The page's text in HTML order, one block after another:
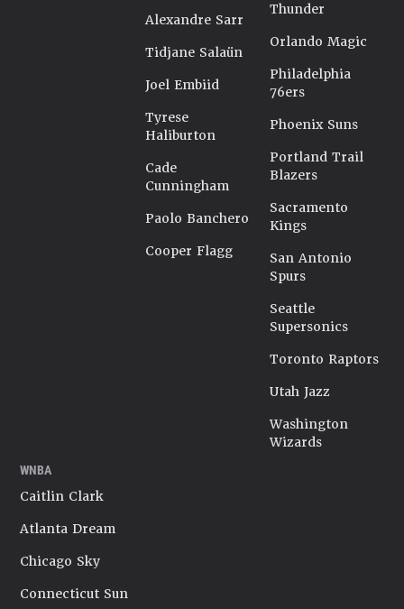
Alexandre Sarr
Tidjane Salaün
Joel Embiid
Tyrese
Haliburton
Cade
Cunningham
Paolo Banchero
Cooper Flagg
Thunder
Orlando Magic
Philadelphia
76ers
Phoenix Suns
Portland Trail
Blazers
Sacramento
Kings
San Antonio
Spurs
Seattle
Supersonics
Toronto Raptors
Utah Jazz
Washington
Wizards
WNBA
Caitlin Clark
Atlanta Dream
Chicago Sky
Connecticut Sun